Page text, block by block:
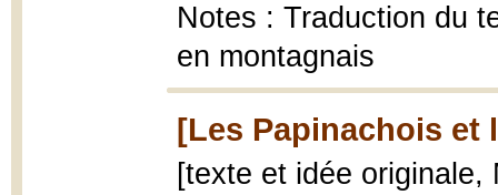
Notes : Traduction du
en montagnais
[Les Papinachois et
[texte et idée